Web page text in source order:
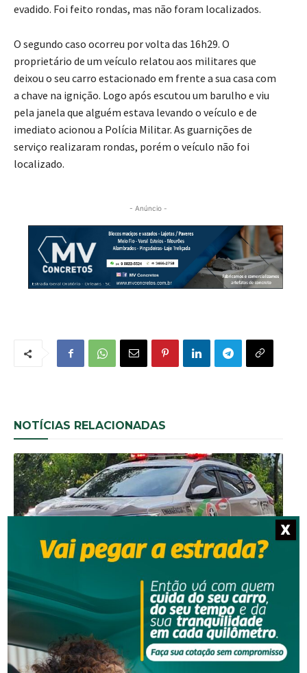
evadido. Foi feito rondas, mas não foram localizados.
O segundo caso ocorreu por volta das 16h29. O
proprietário de um veículo relatou aos militares que
deixou o seu carro estacionado em frente a sua casa com
a chave na ignição. Logo após escutou um barulho e viu
pela janela que alguém estava levando o veículo e de
imediato acionou a Polícia Militar. As guarnições de
serviço realizaram rondas, porém o veículo não foi
localizado.
- Anúncio -
NOTÍCIAS RELACIONADAS
Segurança
Polícia Militar apreende adolescente com moto
furtada em Tubarão
X